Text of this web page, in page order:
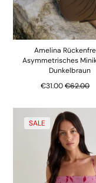
Amelina
Asymmetrisches
Dunkelbraun
€31.00Regulärer
€62.00
SALE